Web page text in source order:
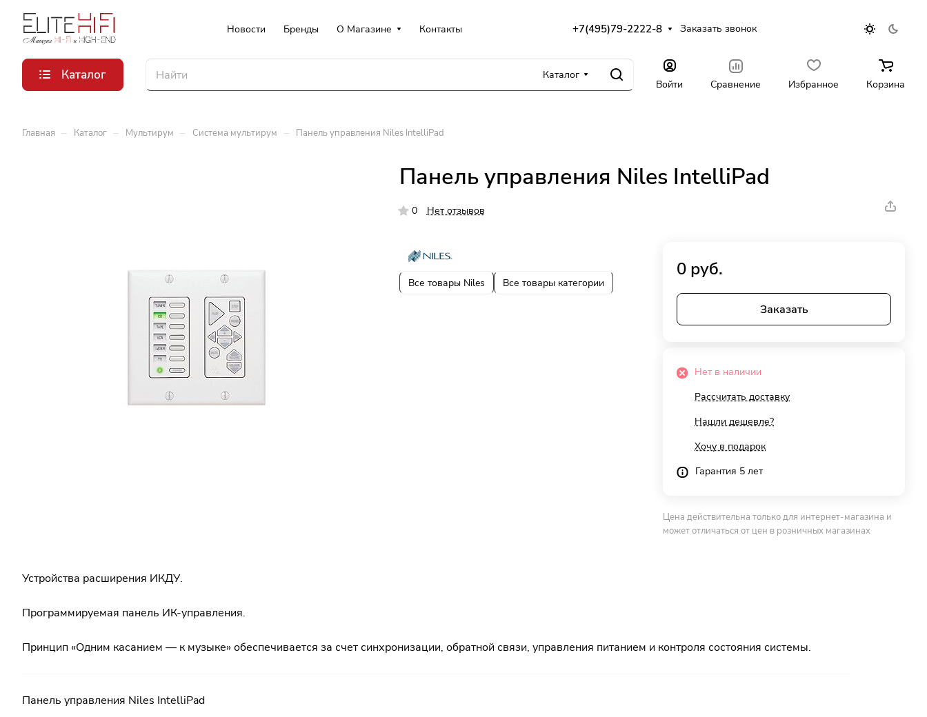
Новости Бренды О Магазине Контакты +7(495)79-2222-8 Заказать звонок
Каталог Каталог
Войти Сравнение Избранное Корзина
Главная – Каталог – Мультирум – Система мультирум – Панель управления Niles IntelliPad
Панель управления Niles IntelliPad
0 Нет отзывов
Все товары Niles Все товары категории
0 руб.
Заказать
Нет в наличии
Рассчитать доставку
Нашли дешевле?
Хочу в подарок
Гарантия 5 лет
Цена действительна только для интернет-магазина и
может отличаться от цен в розничных магазинах
Устройства расширения ИКДУ.
Программируемая панель ИК-управления.
Принцип «Одним касанием — к музыке» обеспечивается за счет синхронизации, обратной связи, управления питанием и контроля состояния системы.
Панель управления Niles IntelliPad